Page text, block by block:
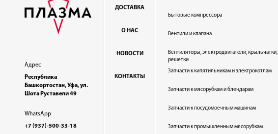
Адрес
Республика
Башкортостан, Уфа, ул.
Шота Руставели 49
WhatsApp
+7 (937)-500-33-18
ДОСТАВКА
О НАС
НОВОСТИ
КОНТАКТЫ
Бытовые компрессора
Вентили и клапана
Вентиляторы, электродвигатели, крыльчатки,
решетки
Запчасти к кипятильникам и электрокотлам
Запчасти к мясорубкам и блендарам
Запчасти к посудомоечным машинам
Запчасти к промышленным мясорубкам